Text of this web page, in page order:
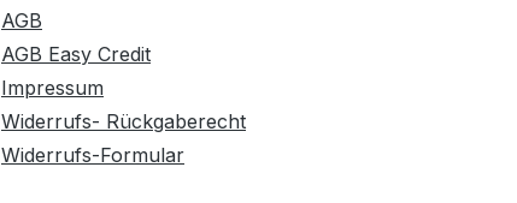
AGB
AGB Easy Credit
Impressum
Widerrufs- Rückgaberecht
Widerrufs-Formular